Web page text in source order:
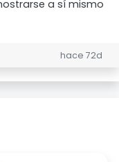
a sí mismo
hace 72d